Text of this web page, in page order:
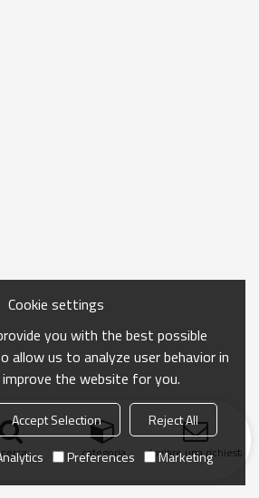
categoria Inviare una richiesta
Cookie settings
you with the best possible
allow us to analyze user behavior in
the website for you.
Accept Selection
Reject All
Preferences Marketing